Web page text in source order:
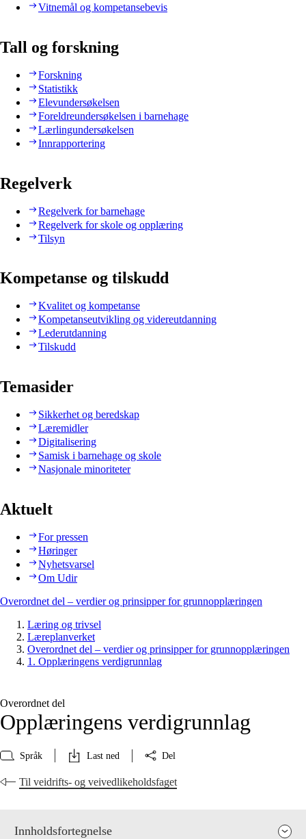
Vitnemål og kompetansebevis
Tall og forskning
Forskning
Statistikk
Elevundersøkelsen
Foreldreundersøkelsen i barnehage
Lærlingundersøkelsen
Innrapportering
Regelverk
Regelverk for barnehage
Regelverk for skole og opplæring
Tilsyn
Kompetanse og tilskudd
Kvalitet og kompetanse
Kompetanseutvikling og videreutdanning
Lederutdanning
Tilskudd
Temasider
Sikkerhet og beredskap
Læremidler
Digitalisering
Samisk i barnehage og skole
Nasjonale minoriteter
Aktuelt
For pressen
Høringer
Nyhetsvarsel
Om Udir
Overordnet del – verdier og prinsipper for grunnopplæringen
Læring og trivsel
Læreplanverket
Overordnet del – verdier og prinsipper for grunnopplæringen
1. Opplæringens verdigrunnlag
Overordnet del
Opplæringens verdigrunnlag
Språk Last ned Del
Til veidrifts- og veivedlikeholdsfaget
Innholdsfortegnelse